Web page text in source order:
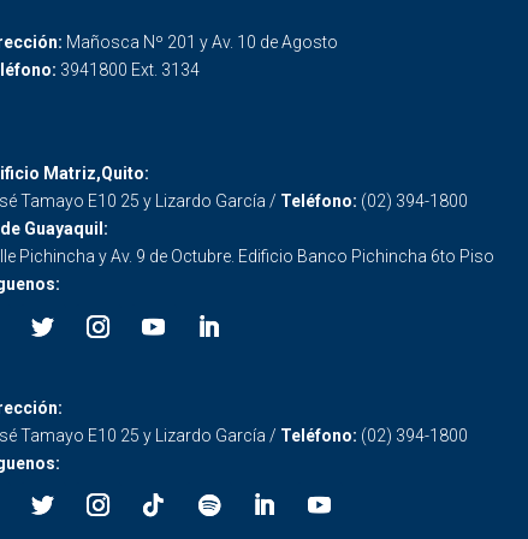
Mañosca Nº 201 y Av. 10 de Agosto
3941800 Ext. 3134
Matriz,Quito:
Tamayo E10 25 y Lizardo García / Teléfono: (02) 394-1800
Guayaquil:
Pichincha y Av. 9 de Octubre. Edificio Banco Pichincha 6to Piso
Tamayo E10 25 y Lizardo García / Teléfono: (02) 394-1800